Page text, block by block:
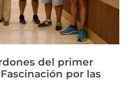
del primer
por las